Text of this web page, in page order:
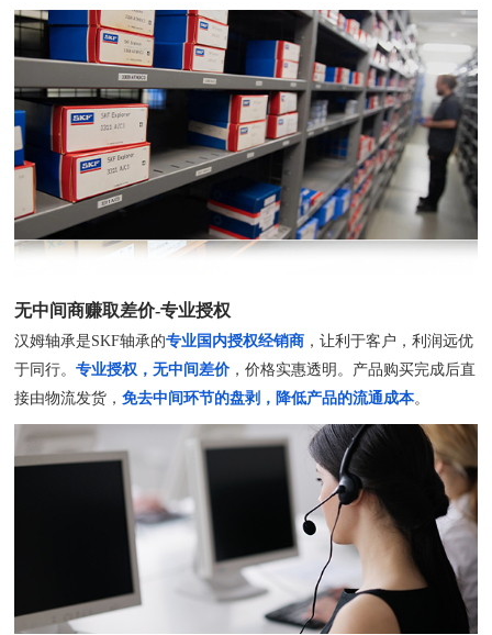
无中间商赚取差价-专业授权
汉姆轴承是SKF轴承的专业国内授权经销商 ，让利于客户，利润远优
于同行。专业授权，无中间差价 ，价格实惠透明。产品购买完成后直
接由物流发货，免去中间环节的盘剥，降低产品的流通成本。